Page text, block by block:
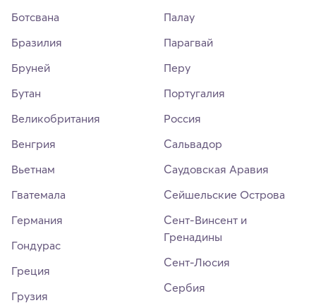
Ботсвана
Бразилия
Бруней
Бутан
Великобритания
Венгрия
Вьетнам
Гватемала
Германия
Гондурас
Греция
Грузия
Палау
Парагвай
Перу
Португалия
Россия
Сальвадор
Саудовская Аравия
Сейшельские Острова
Сент-Винсент и
Гренадины
Сент-Люсия
Сербия